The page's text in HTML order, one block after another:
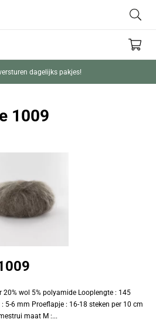
dagelijks pakjes!
1009
wol 5% polyamide Looplengte : 145
5-6 mm Proeflapje : 16-18 steken per 10 cm
maat M :...